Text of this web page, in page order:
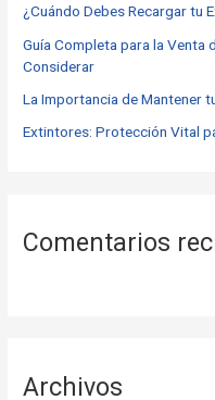
o
r
:
¿Cuándo Debes Recargar tu
Guía Completa para la Venta
Considerar
La Importancia de Mantener
Extintores: Protección Vital
Comentarios
Archivos